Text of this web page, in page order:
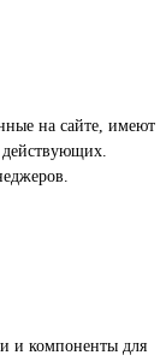
на сайте, имеют
действующих.
и компоненты для